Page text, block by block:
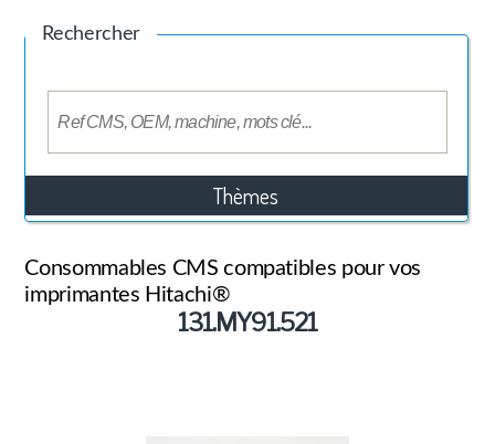
Rechercher
Thèmes
Produits
Consommables CMS compatibles pour vos
imprimantes Hitachi®
131.MY91.521